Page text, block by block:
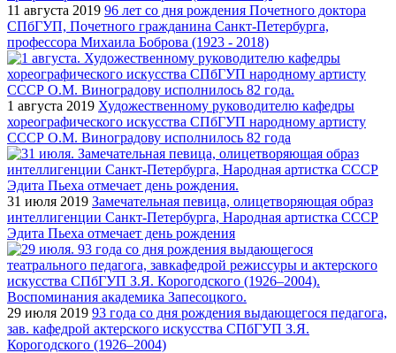
11 августа 2019 96 лет со дня рождения Почетного доктора
СПбГУП, Почетного гражданина Санкт-Петербурга,
профессора Михаила Боброва (1923 - 2018)
1 августа 2019 Художественному руководителю кафедры
хореографического искусства СПбГУП народному артисту
СССР О.М. Виноградову исполнилось 82 года
31 июля 2019 Замечательная певица, олицетворяющая образ
интеллигенции Санкт-Петербурга, Народная артистка СССР
Эдита Пьеха отмечает день рождения
29 июля 2019 93 года со дня рождения выдающегося педагога,
зав. кафедрой актерского искусства СПбГУП З.Я.
Корогодского (1926–2004)